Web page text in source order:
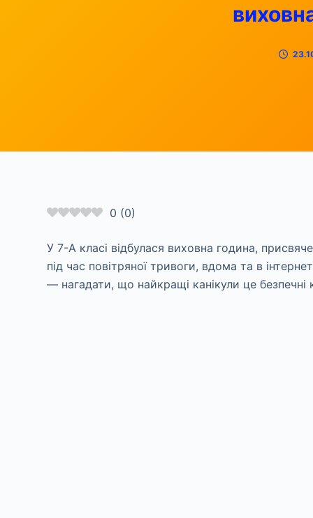
0 (0)
У 7-А класі відбулася виховна година,
під час повітряної тривоги, вдома та в
— нагадати, що найкращі канікули це безпечні